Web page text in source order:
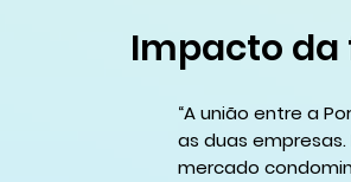
Impacto da
“A união entre a
as duas
mercado